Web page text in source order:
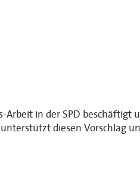
in der SPD beschäftigt
diesen Vorschlag